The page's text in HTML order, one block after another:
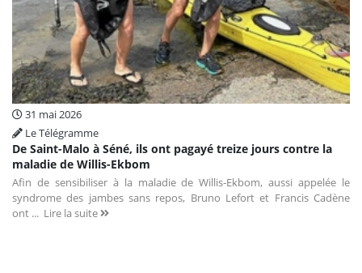
31 mai 2026
Le Télégramme
De Saint-Malo à Séné, ils ont pagayé treize jours contre la
maladie de Willis-Ekbom
Afin de sensibiliser à la maladie de Willis-Ekbom, aussi appelée le
syndrome des jambes sans repos, Bruno Lefort et Francis Cadène
ont ... Lire la suite